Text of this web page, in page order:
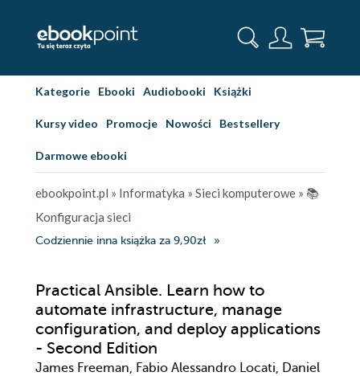
Kategorie Ebooki Audiobooki Książki
Kursy video Promocje Nowości Bestsellery
Darmowe ebooki
ebookpoint.pl » Informatyka » Sieci komputerowe » 📚
Konfiguracja sieci
Codziennie inna książka za 9,90zł
Practical Ansible. Learn how to
automate infrastructure, manage
configuration, and deploy applications
- Second Edition
James Freeman, Fabio Alessandro Locati, Daniel